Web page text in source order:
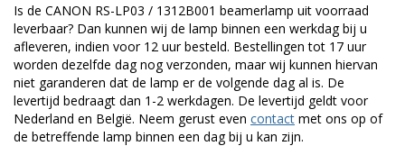
Is de CANON RS-LP03 / 1312B001 beamerlamp uit voorraad
leverbaar? Dan kunnen wij de lamp binnen een werkdag bij u
afleveren, indien voor 12 uur besteld. Bestellingen tot 17 uur
worden dezelfde dag nog verzonden, maar wij kunnen hiervan
niet garanderen dat de lamp er de volgende dag al is. De
levertijd bedraagt dan 1-2 werkdagen. De levertijd geldt voor
Nederland en België. Neem gerust even contact met ons op of
de betreffende lamp binnen een dag bij u kan zijn.